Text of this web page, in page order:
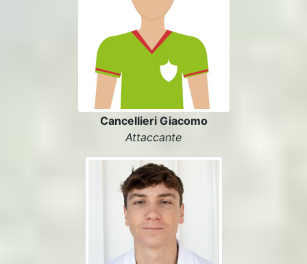
Cancellieri Giacomo
Attaccante